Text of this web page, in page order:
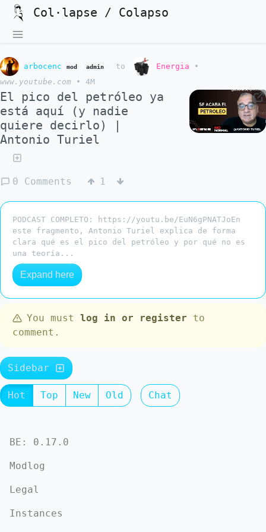
Col·lapse / Colapso
arbocenc mod admin to Energia
•
www.youtube.com
• 4M
El pico del petróleo ya
está aquí (y nadie
quiere decirlo) |
Antonio Turiel
0 Comments 1
PODCAST COMPLETO: https://youtu.be/EuN6gPNATJoEn
este fragmento, Antonio Turiel explica de forma
clara qué es el pico del petróleo y por qué no es
una teoría...
Expand here
You must log in or register to
comment.
Sidebar
Hot Top New Old Chat
BE: 0.17.0
Modlog
Legal
Instances